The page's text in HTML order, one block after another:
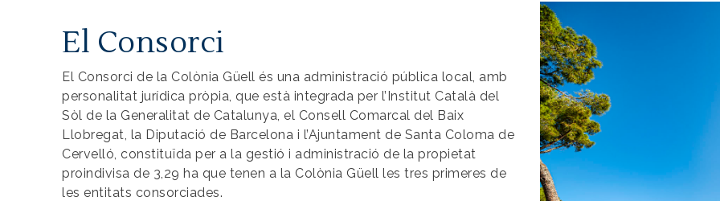
Image
El Consorci
El Consorci de la Colònia Güell és una administració pública local, amb
personalitat jurídica pròpia, que està integrada per l’Institut Català del
Sòl de la Generalitat de Catalunya, el Consell Comarcal del Baix
Llobregat, la Diputació de Barcelona i l’Ajuntament de Santa Coloma de
Cervelló, constituïda per a la gestió i administració de la propietat
proindivisa de 3,29 ha que tenen a la Colònia Güell les tres primeres de
les entitats consorciades.